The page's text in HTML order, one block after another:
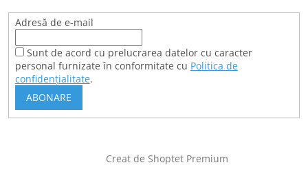
Adresă de e-mail
Sunt de acord cu prelucrarea datelor cu caracter
personal furnizate în conformitate cu Politica de
confidențialitate.
ABONARE
Creat de Shoptet Premium